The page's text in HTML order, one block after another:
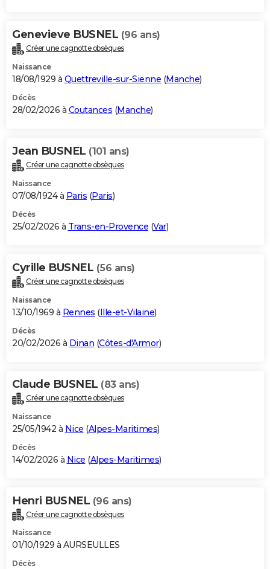
Genevieve BUSNEL (96 ans)
Créer une cagnotte obsèques
Naissance
18/08/1929 à Quettreville-sur-Sienne (Manche)
Décès
28/02/2026 à Coutances (Manche)
Jean BUSNEL (101 ans)
Créer une cagnotte obsèques
Naissance
07/08/1924 à Paris (Paris)
Décès
25/02/2026 à Trans-en-Provence (Var)
Cyrille BUSNEL (56 ans)
Créer une cagnotte obsèques
Naissance
13/10/1969 à Rennes (Ille-et-Vilaine)
Décès
20/02/2026 à Dinan (Côtes-d'Armor)
Claude BUSNEL (83 ans)
Créer une cagnotte obsèques
Naissance
25/05/1942 à Nice (Alpes-Maritimes)
Décès
14/02/2026 à Nice (Alpes-Maritimes)
Henri BUSNEL (96 ans)
Créer une cagnotte obsèques
Naissance
01/10/1929 à AURSEULLES
Décès